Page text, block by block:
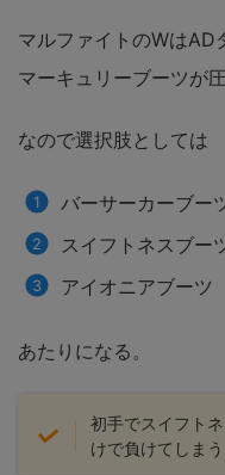
マルファイトのWはAD
マーキュリーブーツが
なので選択肢としては
バーサーカーブー
スイフトネスブー
アイオニアブーツ
あたりになる。
初手でスイフト
けで負けてしまう